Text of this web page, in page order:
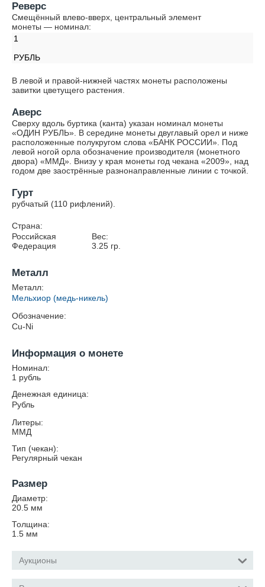
Реверс
Смещённый влево-вверх, центральный элемент
монеты — номинал:
1
РУБЛЬ
В левой и правой-нижней частях монеты расположены
завитки цветущего растения.
Аверс
Сверху вдоль буртика (канта) указан номинал монеты
«ОДИН РУБЛЬ». В середине монеты двуглавый орел и ниже
расположенные полукругом слова «БАНК РОССИИ». Под
левой ногой орла обозначение производителя (монетного
двора) «ММД». Внизу у края монеты год чекана «2009», над
годом две заострённые разнонаправленные линии с точкой.
Гурт
рубчатый (110 рифлений).
Страна:
Российская
Федерация
Вес:
3.25гр.
Металл
Металл:
Мельхиор (медь-никель)
Обозначение:
Cu-Ni
Информация о монете
Номинал:
1 рубль
Денежная единица:
Рубль
Литеры:
ММД
Тип (чекан):
Регулярный чекан
Размер
Диаметр:
20.5 мм
Толщина:
1.5 мм
Аукционы